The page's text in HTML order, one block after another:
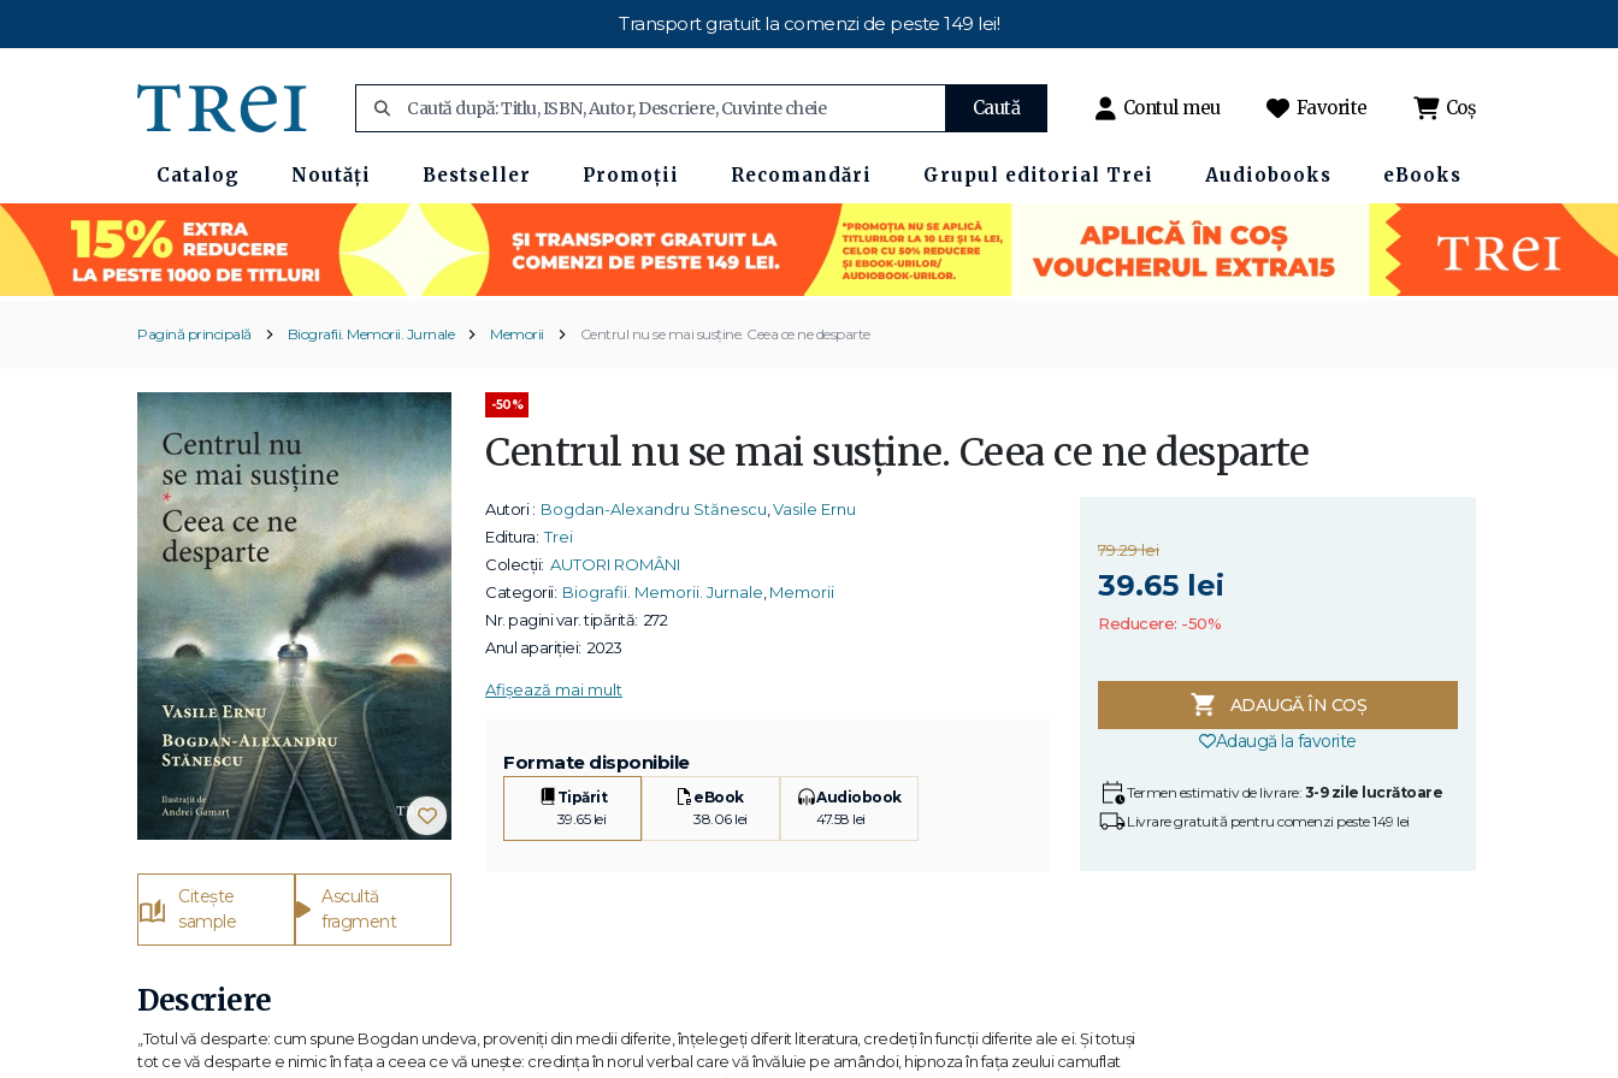
Transport gratuit la comenzi de peste 149 lei!
Caută Contul meu Favorite Coș
Catalog Noutăți Bestseller Promoții Recomandări Grupul editorial Trei Audiobooks eBooks
Pagină principală Biografii. Memorii. Jurnale Memorii Centrul nu se mai susține. Ceea ce ne desparte
Citește
sample
Ascultă
fragment
-50%
Centrul nu se mai susține. Ceea ce ne desparte
Autori : Bogdan-Alexandru Stănescu Vasile Ernu
Editura: Trei
Colecții: AUTORI ROMÂNI
Categorii: Biografii. Memorii. Jurnale Memorii
Nr. pagini var. tipărită: 272
Anul apariției: 2023
Afișează mai mult
Formate disponibile
Tipărit
39.65 lei
eBook
38.06 lei
Audiobook
47.58 lei
79.29 lei
39.65 lei
Reducere: -50%
ADAUGĂ ÎN COȘ
Adaugă la favorite
Termen estimativ de livrare: 3-9 zile lucrătoare
Livrare gratuită pentru comenzi peste 149 lei
Descriere
„Totul vă desparte: cum spune Bogdan undeva, proveniți din medii diferite, înțelegeți diferit literatura, credeți în funcții diferite ale ei. Și totuşi
tot ce vă desparte e nimic în fața a ceea ce vă uneşte: credința în norul verbal care vă învăluie pe amândoi, hipnoza în fața zeului camuflat